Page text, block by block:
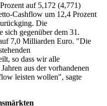
auf 5,172 (4,771)
Cashflow um 12,4 Prozent
Die
sich gegenüber dem 31.
7,0 Milliarden Euro. "Die
so dass wir alle
aus der vorhandenen
leisten wollen", sagte